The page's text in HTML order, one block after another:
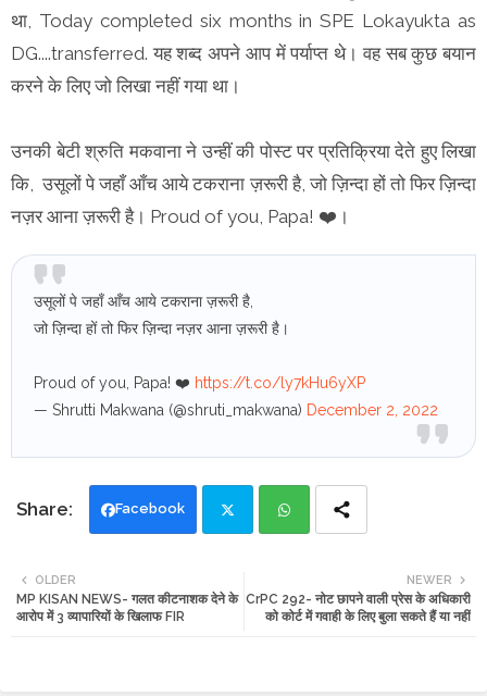
था, Today completed six months in SPE Lokayukta as
DG....transferred. यह शब्द अपने आप में पर्याप्त थे। वह सब कुछ बयान
करने के लिए जो लिखा नहीं गया था।
उनकी बेटी श्रुति मकवाना ने उन्हीं की पोस्ट पर प्रतिक्रिया देते हुए लिखा
कि, उसूलों पे जहाँ आँच आये टकराना ज़रूरी है, जो ज़िन्दा हों तो फिर ज़िन्दा
नज़र आना ज़रूरी है। Proud of you, Papa! ❤️।
उसूलों पे जहाँ आँच आये टकराना ज़रूरी है,
जो ज़िन्दा हों तो फिर ज़िन्दा नज़र आना ज़रूरी है।
Proud of you, Papa! ❤️ https://t.co/ly7kHu6yXP
— Shrutti Makwana (@shruti_makwana) December 2, 2022
Facebook
tte ats
NEWER
CrPC 292- नोट छापने वाली प्रेस के अधिकारी
को कोर्ट में गवाही के लिए बुला सकते हैं या नहीं
OLDER
MP KISAN NEWS- गलत कीटनाशक देने के
आरोप में 3 व्यापारियों के खिलाफ FIR